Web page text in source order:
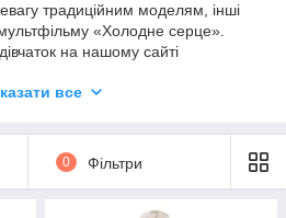
традиційним моделям, інші
«Холодне серце».
на нашому сайті
найкращий варіант для свого
іграшок на довгий час. А
оцінить кожен із батьків.
все
0 Фільтри